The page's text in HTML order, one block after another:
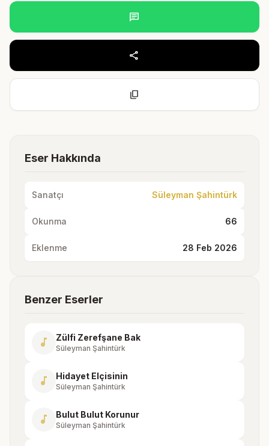
chat
share
content_copy
Eser Hakkında
Sanatçı Süleyman Şahintürk
Okunma 66
Eklenme 28 Feb 2026
Benzer Eserler
music_note Zülfi Zerefşane Bak
Süleyman Şahintürk
music_note Hidayet Elçisinin
Süleyman Şahintürk
music_note Bulut Bulut Korunur
Süleyman Şahintürk